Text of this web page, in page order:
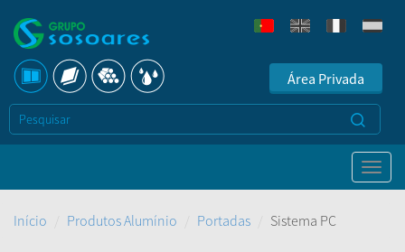
Área Privada
Início Produtos Alumínio Portadas Sistema PC